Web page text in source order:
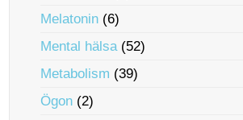
Melatonin (6)
Mental hälsa(52)
Metabolism (39)
Ögon (2)